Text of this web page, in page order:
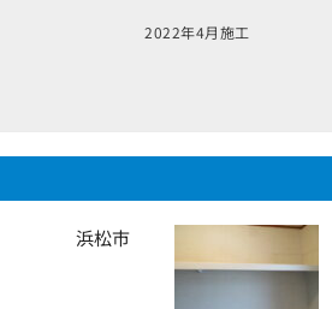
2022年4月施工
工 浜松市